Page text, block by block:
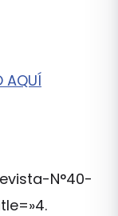
AQUÍ
N°40-